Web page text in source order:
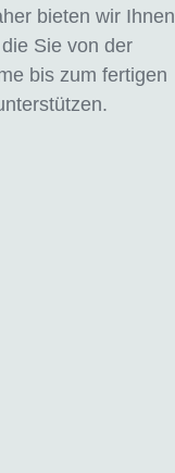
bieten wir Ihnen
Sie von der
bis zum fertigen